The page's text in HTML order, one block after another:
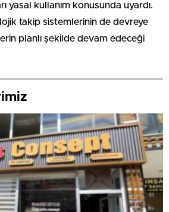
yasal kullanım konusunda uyardı.
takip sistemlerinin de devreye
planlı şekilde devam edeceği